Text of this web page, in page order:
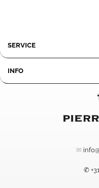
SERVICE
INFO
✉
✆